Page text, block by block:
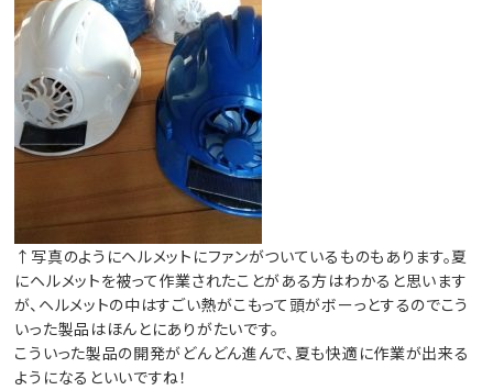
↑写真のようにヘルメットにファンがついているものもあります。夏
にヘルメットを被って作業されたことがある方はわかると思います
が、ヘルメットの中はすごい熱がこもって頭がボーっとするのでこう
いった製品はほんとにありがたいです。
こういった製品の開発がどんどん進んで、夏も快適に作業が出来る
ようになるといいですね！